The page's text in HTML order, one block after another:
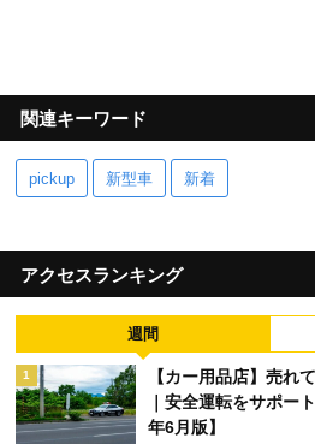
関連キーワード
pickup 新型車 新着
アクセスランキング
週間
1
【カー用品店】売れ
｜安全運転をサポー
年6月版】